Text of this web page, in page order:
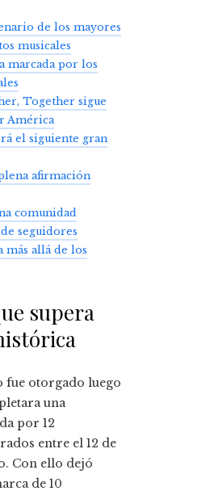
de los mayores
musicales
marcada por los
Together sigue
América
el siguiente gran
afirmación
comunidad
seguidores
más allá de los
supera
otorgado luego
una
por 12
entre el 12 de
Con ello dejó
de 10